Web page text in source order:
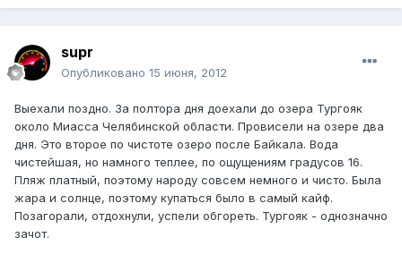
supr
Опубликовано 15 июня, 2012
Выехали поздно. За полтора дня доехали до озера Тургояк
около Миасса Челябинской области. Провисели на озере два
дня. Это второе по чистоте озеро после Байкала. Вода
чистейшая, но намного теплее, по ощущениям градусов 16.
Пляж платный, поэтому народу совсем немного и чисто. Была
жара и солнце, поэтому купаться было в самый кайф.
Позагорали, отдохнули, успели обгореть. Тургояк - однозначно
зачот.